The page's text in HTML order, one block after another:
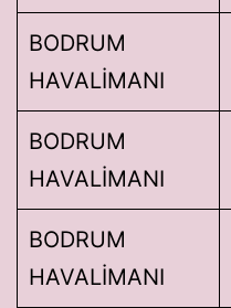
BODRUM
HAVALİMANI
BODRUM
HAVALİMANI
BODRUM
HAVALİMANI